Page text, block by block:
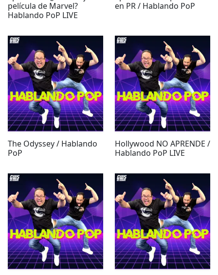
película de Marvel?
Hablando PoP LIVE
en PR / Hablando PoP
The Odyssey / Hablando
PoP
Hollywood NO APRENDE /
Hablando PoP LIVE